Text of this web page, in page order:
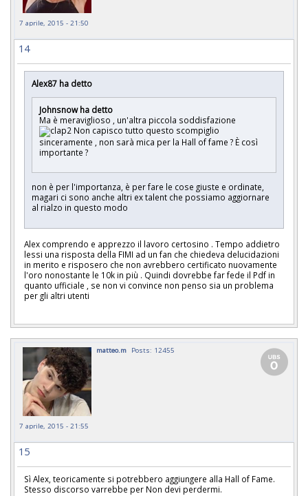
7 aprile, 2015 - 21:50
14
Alex87 ha detto
Johnsnow ha detto
Ma è meraviglioso , un'altra piccola soddisfazione
Non capisco tutto questo scompiglio
sinceramente , non sarà mica per la Hall of fame ? È così
importante ?
non è per l'importanza, è per fare le cose giuste e ordinate,
magari ci sono anche altri ex talent che possiamo aggiornare
al rialzo in questo modo
Alex comprendo e apprezzo il lavoro certosino . Tempo addietro
lessi una risposta della FIMI ad un fan che chiedeva delucidazioni
in merito e risposero che non avrebbero certificato nuovamente
l'oro nonostante le 10k in più . Quindi dovrebbe far fede il Pdf in
quanto ufficiale , se non vi convince non penso sia un problema
per gli altri utenti
matteo.m Posts: 12455
7 aprile, 2015 - 21:55
15
Sì Alex, teoricamente si potrebbero aggiungere alla Hall of Fame.
Stesso discorso varrebbe per Non devi perdermi.